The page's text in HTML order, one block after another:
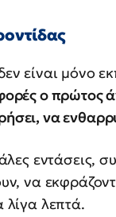
είναι μόνο
ο πρώτος
να
να
λίγα λεπτά.